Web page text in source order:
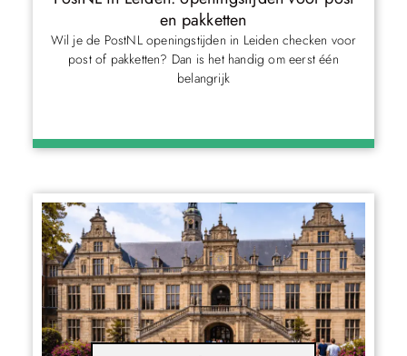
en pakketten
Wil je de PostNL openingstijden in Leiden checken voor
post of pakketten? Dan is het handig om eerst één
belangrijk